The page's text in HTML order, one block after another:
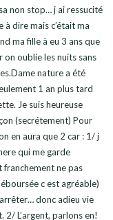
non stop… j ai ressucité
dire mais c’était ma
ma fille à eu 3 ans que
on oublie les nuits sans
nature a été
1 an plus tard
Je suis heureuse
(secrétement) Pour
en aura que 2 car : 1/ j
qui me garde
ne pas
c est agréable)
donc adieu vie
2/ L’argent, parlons en!